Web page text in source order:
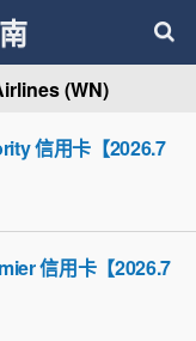
(WN)
信用卡【2026.7
信用卡【2026.7